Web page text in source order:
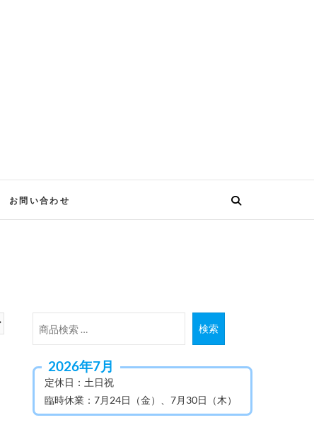
お問い合わせ
検索
2026年7月
定休日：土日祝
臨時休業：7月24日（金）、7月30日（木）